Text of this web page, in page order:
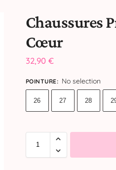
Chaussures
Cœur
32,90 €
POINTURE: No selection
26 27 28